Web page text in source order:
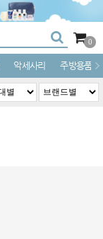
0
악세사리 주방용품